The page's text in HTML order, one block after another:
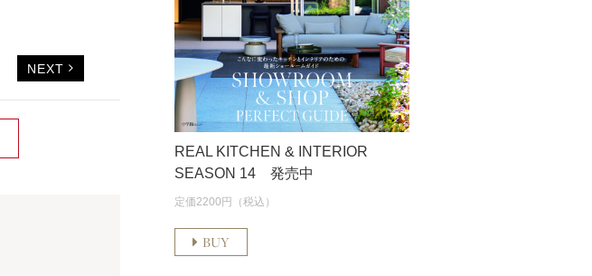
NEXT
REAL KITCHEN & INTERIOR
SEASON 14 発売中
定価2200円（税込）
BUY